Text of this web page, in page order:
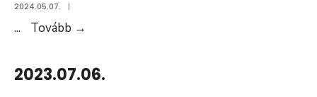
2024.05.07. |
... Tovább →
2023.07.06.